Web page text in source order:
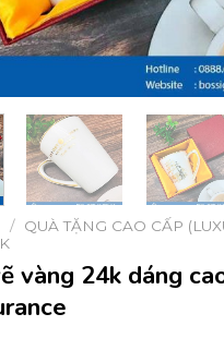
/ QUÀ TẶNG CAO CẤP
vàng 24k dáng